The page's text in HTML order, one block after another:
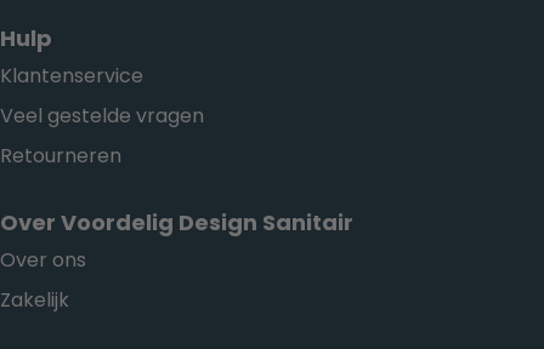
Hulp
Klantenservice
Veel gestelde vragen
Retourneren
Over Voordelig Design Sanitair
Over ons
Zakelijk